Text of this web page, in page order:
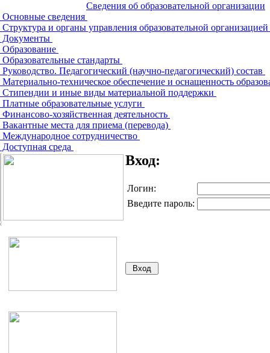
Сведения об образовательной организации
Основные сведения
Структура и органы управления образовательной организацией
Документы
Образование
Образовательные стандарты
Руководство. Педагогический (научно-педагогический) состав
Материально-техническое обеспечение и оснащенность
Стипендии и иные виды материальной поддержки
Платные образовательные услуги
Финансово-хозяйственная деятельность
Вакантные места для приема (перевода)
Международное сотрудничество
Доступная среда
Вход:
Логин:
Введите пароль: